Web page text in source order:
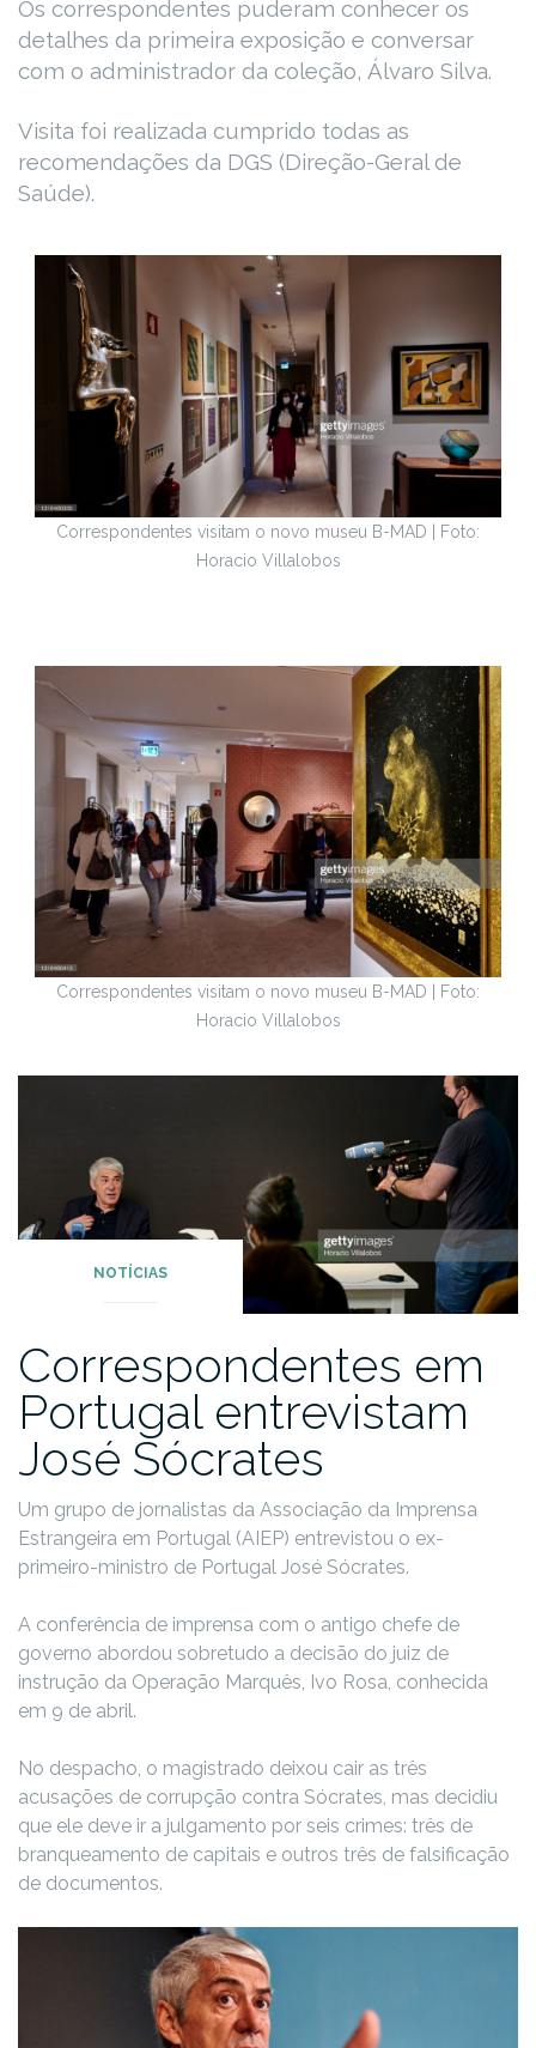
Os correspondentes puderam conhecer os
detalhes da primeira exposição e conversar
com o administrador da coleção, Álvaro Silva.
Visita foi realizada cumprido todas as
recomendações da DGS (Direção-Geral de
Saúde).
Correspondentes visitam o novo museu B-MAD | Foto:
Horacio Villalobos
Correspondentes visitam o novo museu B-MAD | Foto:
Horacio Villalobos
NOTÍCIAS
Correspondentes em
Portugal entrevistam
José Sócrates
Um grupo de jornalistas da Associação da Imprensa
Estrangeira em Portugal (AIEP) entrevistou o ex-
primeiro-ministro de Portugal José Sócrates.
A conferência de imprensa com o antigo chefe de
governo abordou sobretudo a decisão do juiz de
instrução da Operação Marquês, Ivo Rosa, conhecida
em 9 de abril.
No despacho, o magistrado deixou cair as três
acusações de corrupção contra Sócrates, mas decidiu
que ele deve ir a julgamento por seis crimes: três de
branqueamento de capitais e outros três de falsificação
de documentos.